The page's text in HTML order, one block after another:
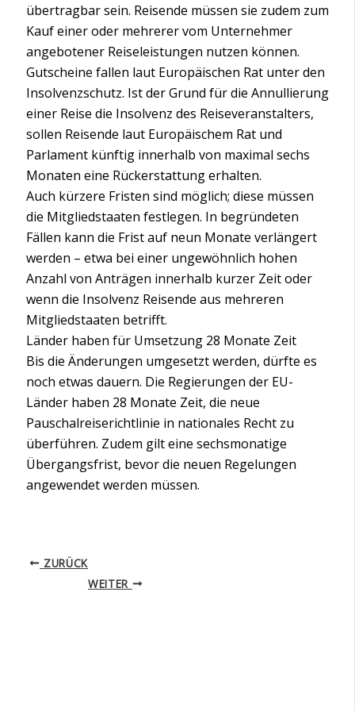
übertragbar sein. Reisende müssen sie zudem zum
Kauf einer oder mehrerer vom Unternehmer
angebotener Reiseleistungen nutzen können.
Gutscheine fallen laut Europäischen Rat unter den
Insolvenzschutz. Ist der Grund für die Annullierung
einer Reise die Insolvenz des Reiseveranstalters,
sollen Reisende laut Europäischem Rat und
Parlament künftig innerhalb von maximal sechs
Monaten eine Rückerstattung erhalten.
Auch kürzere Fristen sind möglich; diese müssen
die Mitgliedstaaten festlegen. In begründeten
Fällen kann die Frist auf neun Monate verlängert
werden – etwa bei einer ungewöhnlich hohen
Anzahl von Anträgen innerhalb kurzer Zeit oder
wenn die Insolvenz Reisende aus mehreren
Mitgliedstaaten betrifft.
Länder haben für Umsetzung 28 Monate Zeit
Bis die Änderungen umgesetzt werden, dürfte es
noch etwas dauern. Die Regierungen der EU-
Länder haben 28 Monate Zeit, die neue
Pauschalreiserichtlinie in nationales Recht zu
überführen. Zudem gilt eine sechsmonatige
Übergangsfrist, bevor die neuen Regelungen
angewendet werden müssen.
ZURÜCK
WEITER